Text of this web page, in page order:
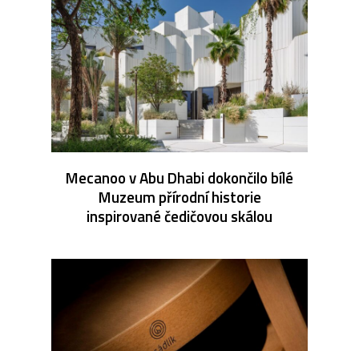
Mecanoo v Abu Dhabi dokončilo bílé
Muzeum přírodní historie
inspirované čedičovou skálou